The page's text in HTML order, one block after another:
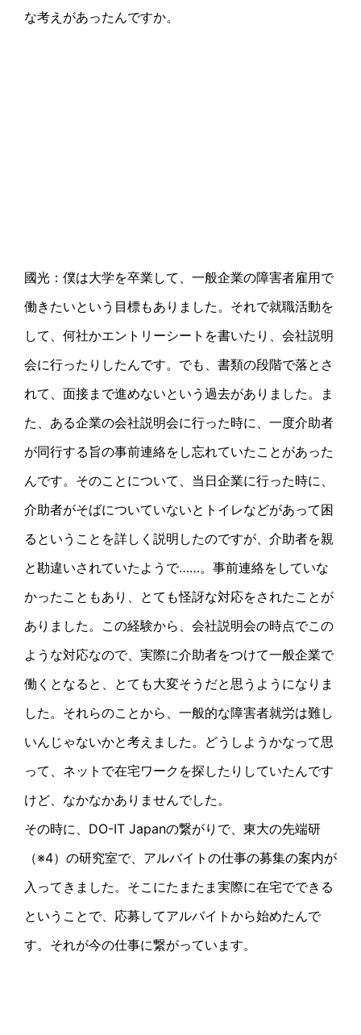
な考えがあったんですか。
國光：僕は大学を卒業して、一般企業の障害者雇用で
働きたいという目標もありました。それで就職活動を
して、何社かエントリーシートを書いたり、会社説明
会に行ったりしたんです。でも、書類の段階で落とさ
れて、面接まで進めないという過去がありました。ま
た、ある企業の会社説明会に行った時に、一度介助者
が同行する旨の事前連絡をし忘れていたことがあった
んです。そのことについて、当日企業に行った時に、
介助者がそばについていないとトイレなどがあって困
るということを詳しく説明したのですが、介助者を親
と勘違いされていたようで……。事前連絡をしていな
かったこともあり、とても怪訝な対応をされたことが
ありました。この経験から、会社説明会の時点でこの
ような対応なので、実際に介助者をつけて一般企業で
働くとなると、とても大変そうだと思うようになりま
した。それらのことから、一般的な障害者就労は難し
いんじゃないかと考えました。どうしようかなって思
って、ネットで在宅ワークを探したりしていたんです
けど、なかなかありませんでした。
その時に、DO-IT Japanの繋がりで、東大の先端研
（※4）の研究室で、アルバイトの仕事の募集の案内が
入ってきました。そこにたまたま実際に在宅でできる
ということで、応募してアルバイトから始めたんで
す。それが今の仕事に繋がっています。